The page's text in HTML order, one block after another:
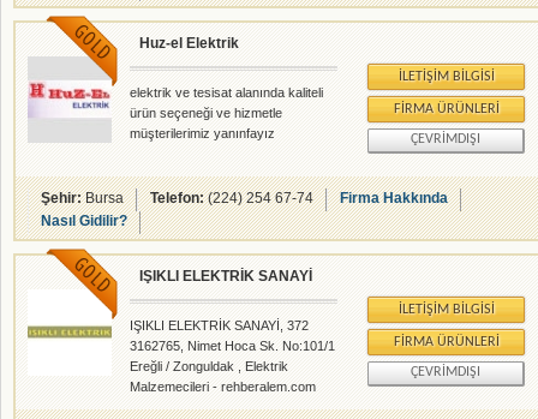
Huz-el Elektrik
elektrik ve tesisat alanında kaliteli
ürün seçeneği ve hizmetle
müşterilerimiz yanınfayız
İLETIŞIM BILGISI
FIRMA ÜRÜNLERI
ÇEVRIMDIŞI
Şehir:Bursa Telefon:(224) 254 67-74
Firma Hakkında
Nasıl Gidilir?
IŞIKLI ELEKTRİK SANAYİ
IŞIKLI ELEKTRİK SANAYİ, 372
3162765, Nimet Hoca Sk. No:101/1
Ereğli / Zonguldak , Elektrik
Malzemecileri - rehberalem.com
alanlarında faliyet gösteren
İLETIŞIM BILGISI
FIRMA ÜRÜNLERI
ÇEVRIMDIŞI